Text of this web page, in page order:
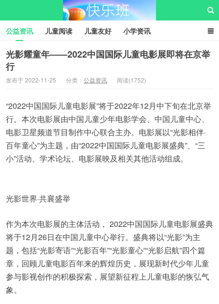
快乐班儿童公益网
公益资讯 儿童阅读 儿童友好 小学资讯
儿童性教育 公益项目 资源中心 儿童发展交流club
儿童树洞心声
光影耀童年——2022中国国际儿童电影展即将在京举
行
发布于 2022-11-25 分类： 公益资讯 阅读(1752)
“2022中国国际儿童电影展”将于2022年12月中下旬在北京举
行。本次电影展由中国儿童少年电影学会、中国儿童中心、
电影卫星频道节目制作中心联合主办。电影展以“光影相伴·
百年童心”为主题，由“2022中国国际儿童电影展盛典”、“三
小”活动、学术论坛、电影展映及相关其他活动组成。
光影世界·共襄盛举
作为本次电影展的主体活动， 2022中国国际儿童电影展盛典
将于12月26日在中国儿童中心举行。盛典将以“光影”为主
题，包括“光影寄语”“光影百年”“光影童心”“光影启航”四个篇
章，回顾儿童电影百年来的辉煌历史，展现新时代少年儿童
参与影视创作的积极探索，展望新征程上儿童电影的恢弘气
象。